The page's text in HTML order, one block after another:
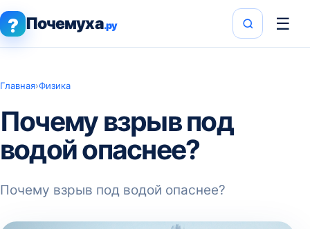
? Почемуха.ру ☰
Главная›Физика
Почему взрыв под
водой опаснее?
Почему взрыв под водой опаснее?